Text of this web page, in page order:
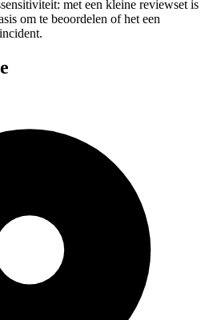
met een kleine reviewset is
om te beoordelen of het een